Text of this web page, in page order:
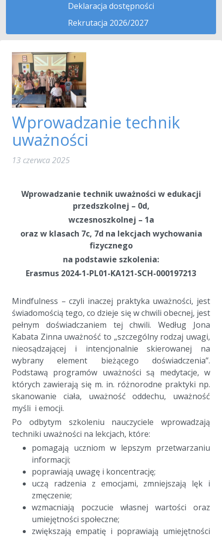
Deklaracja dostępności
Rekrutacja 2026/2027
Wprowadzanie technik
uważności
13 czerwca 2025
Wprowadzanie technik uważności w edukacji
przedszkolnej – 0d,
wczesnoszkolnej – 1a
oraz w klasach 7c, 7d na lekcjach wychowania
fizycznego
na podstawie szkolenia:
Erasmus 2024-1-PL01-KA121-SCH-000197213
Mindfulness – czyli inaczej praktyka uważności, jest
świadomością tego, co dzieje się w chwili obecnej, jest
pełnym doświadczaniem tej chwili. Według Jona
Kabata Zinna uważność to „szczególny rodzaj uwagi,
nieosądzającej i intencjonalnie skierowanej na
wybrany element bieżącego doświadczenia”.
Podstawą programów uważności są medytacje, w
których zawierają się m. in. różnorodne praktyki ​np.
skanowanie ciała, uważność oddechu, uważność
myśli i emocji.
Po odbytym szkoleniu nauczyciele wprowadzają
techniki uważności na lekcjach, które:
pomagają uczniom w lepszym przetwarzaniu
informacji;
poprawiają uwagę i koncentrację;
uczą radzenia z emocjami, zmniejszają lęk i
zmęczenie;
wzmacniają poczucie własnej wartości oraz
umiejętności społeczne;
zwiększają empatię i poprawiają umiejętności